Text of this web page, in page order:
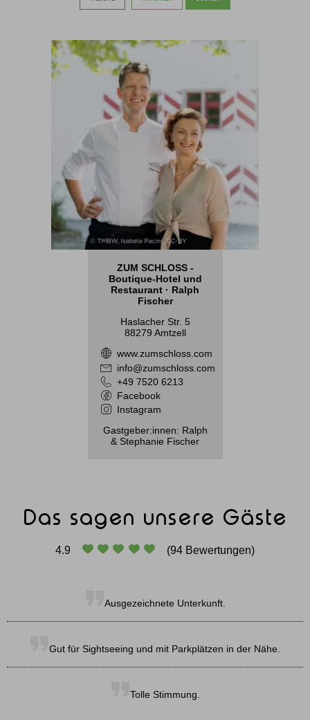
ZUM SCHLOSS -
Boutique-Hotel und
Restaurant · Ralph
Fischer
Haslacher Str. 5
88279 Amtzell
www.zumschloss.com
info@zumschloss.com
+49 7520 6213
Facebook
Instagram
Gastgeber:innen: Ralph
& Stephanie Fischer
Das sagen unsere Gäste
4.9 (94 Bewertungen)
Ausgezeichnete Unterkunft.
Gut für Sightseeing und mit Parkplätzen in der Nähe.
Tolle Stimmung.